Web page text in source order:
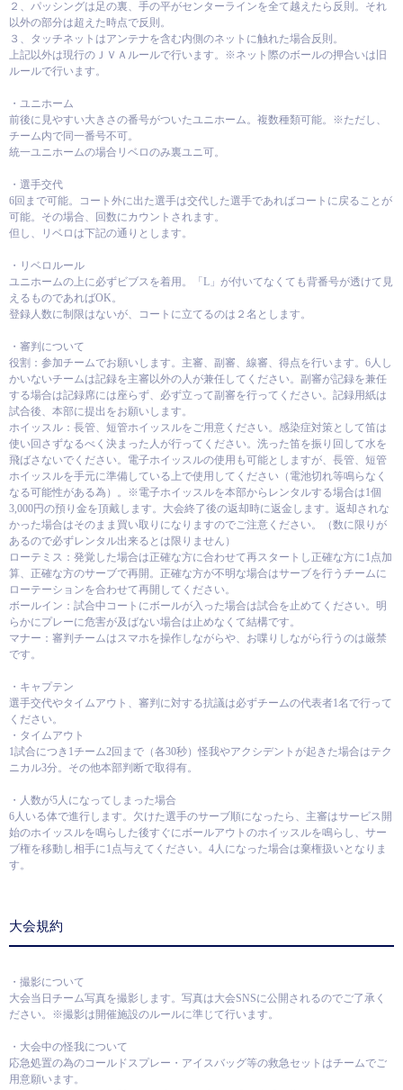
２、パッシングは足の裏、手の平がセンターラインを全て越えたら反則。それ
以外の部分は超えた時点で反則。
３、タッチネットはアンテナを含む内側のネットに触れた場合反則。
上記以外は現行のＪＶＡルールで行います。※ネット際のボールの押合いは旧
ルールで行います。
・ユニホーム
前後に見やすい大きさの番号がついたユニホーム。複数種類可能。※ただし、
チーム内で同一番号不可。
統一ユニホームの場合リベロのみ裏ユニ可。
・選手交代
6回まで可能。コート外に出た選手は交代した選手であればコートに戻ることが
可能。その場合、回数にカウントされます。
但し、リベロは下記の通りとします。
・リベロルール
ユニホームの上に必ずビブスを着用。「L」が付いてなくても背番号が透けて見
えるものであればOK。
登録人数に制限はないが、コートに立てるのは２名とします。
・審判について
役割：参加チームでお願いします。主審、副審、線審、得点を行います。6人し
かいないチームは記録を主審以外の人が兼任してください。副審が記録を兼任
する場合は記録席には座らず、必ず立って副審を行ってください。記録用紙は
試合後、本部に提出をお願いします。
ホイッスル：長管、短管ホイッスルをご用意ください。感染症対策として笛は
使い回さずなるべく決まった人が行ってください。洗った笛を振り回して水を
飛ばさないでください。電子ホイッスルの使用も可能としますが、長管、短管
ホイッスルを手元に準備している上で使用してください（電池切れ等鳴らなく
なる可能性がある為）。※電子ホイッスルを本部からレンタルする場合は1個
3,000円の預り金を頂戴します。大会終了後の返却時に返金します。返却されな
かった場合はそのまま買い取りになりますのでご注意ください。（数に限りが
あるので必ずレンタル出来るとは限りません）
ローテミス：発覚した場合は正確な方に合わせて再スタートし正確な方に1点加
算、正確な方のサーブで再開。正確な方が不明な場合はサーブを行うチームに
ローテーションを合わせて再開してください。
ボールイン：試合中コートにボールが入った場合は試合を止めてください。明
らかにプレーに危害が及ばない場合は止めなくて結構です。
マナー：審判チームはスマホを操作しながらや、お喋りしながら行うのは厳禁
です。
・キャプテン
選手交代やタイムアウト、審判に対する抗議は必ずチームの代表者1名で行って
ください。
・タイムアウト
1試合につき1チーム2回まで（各30秒）怪我やアクシデントが起きた場合はテク
ニカル3分。その他本部判断で取得有。
・人数が5人になってしまった場合
6人いる体で進行します。欠けた選手のサーブ順になったら、主審はサービス開
始のホイッスルを鳴らした後すぐにボールアウトのホイッスルを鳴らし、サー
ブ権を移動し相手に1点与えてください。4人になった場合は棄権扱いとなりま
す。
大会規約
・撮影について
大会当日チーム写真を撮影します。写真は大会SNSに公開されるのでご了承く
ださい。※撮影は開催施設のルールに準じて行います。
・大会中の怪我について
応急処置の為のコールドスプレー・アイスバッグ等の救急セットはチームでご
用意願います。